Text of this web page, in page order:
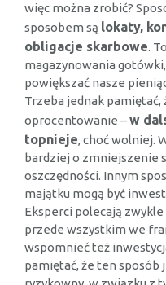
więc można zrobić?
sposobem są lokaty,
obligacje skarbowe.
magazynowania
powiększać nasze
Trzeba jednak pamiętać,
oprocentowanie –w
topnieje, choć wolniej.
bardziej o zmniejszenie
oszczędności. Innym
majątku mogą być
Eksperci polecają
przede wszystkim we
wspomnieć też
pamiętać, że ten sposób